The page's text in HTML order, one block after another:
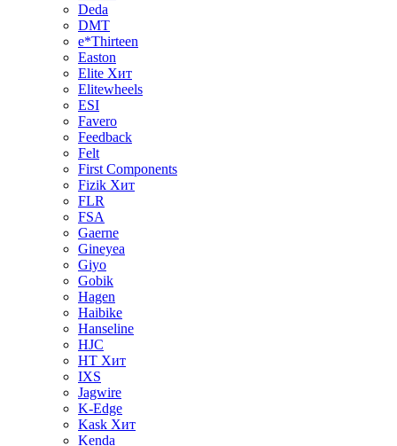
Deda
DMT
e*Thirteen
Easton
Elite Хит
Elitewheels
ESI
Favero
Feedback
Felt
First Components
Fizik Хит
FLR
FSA
Gaerne
Gineyea
Giyo
Gobik
Hagen
Haibike
Hanseline
HJC
HT Хит
IXS
Jagwire
K-Edge
Kask Хит
Kenda